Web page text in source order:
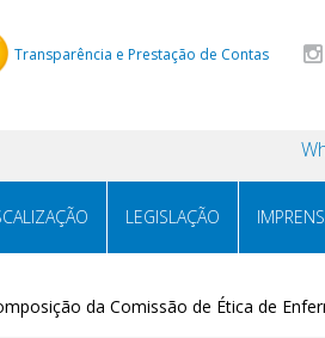
Transparência e Prestação de Contas
LEGISLAÇÃO
da Comissão de Ética de